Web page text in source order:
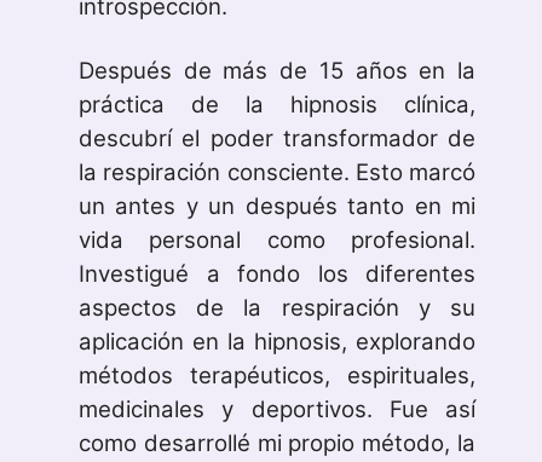
introspección.
Después de más de 15 años en la
práctica de la hipnosis clínica,
descubrí el poder transformador de
la respiración consciente. Esto marcó
un antes y un después tanto en mi
vida personal como profesional.
Investigué a fondo los diferentes
aspectos de la respiración y su
aplicación en la hipnosis, explorando
métodos terapéuticos, espirituales,
medicinales y deportivos. Fue así
como desarrollé mi propio método, la